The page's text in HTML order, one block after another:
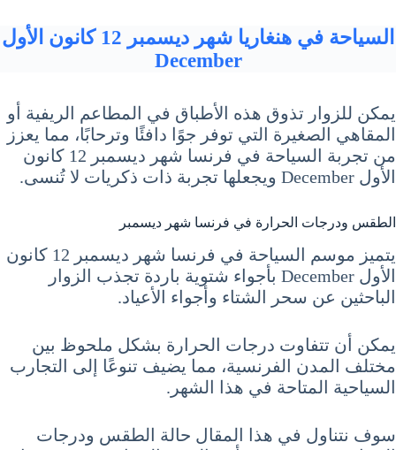
السياحة في هنغاريا شهر ديسمبر 12 كانون الأول
December
يمكن للزوار تذوق هذه الأطباق في المطاعم الريفية أو
المقاهي الصغيرة التي توفر جوًا دافئًا وترحابًا، مما يعزز
من تجربة السياحة في فرنسا شهر ديسمبر 12 كانون
الأول December ويجعلها تجربة ذات ذكريات لا تُنسى.
الطقس ودرجات الحرارة في فرنسا شهر ديسمبر
يتميز موسم السياحة في فرنسا شهر ديسمبر 12 كانون
الأول December بأجواء شتوية باردة تجذب الزوار
الباحثين عن سحر الشتاء وأجواء الأعياد.
يمكن أن تتفاوت درجات الحرارة بشكل ملحوظ بين
مختلف المدن الفرنسية، مما يضيف تنوعًا إلى التجارب
السياحية المتاحة في هذا الشهر.
سوف نتناول في هذا المقال حالة الطقس ودرجات